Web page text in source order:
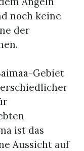
noch keine
der
Gebiet
ist das
Aussicht auf